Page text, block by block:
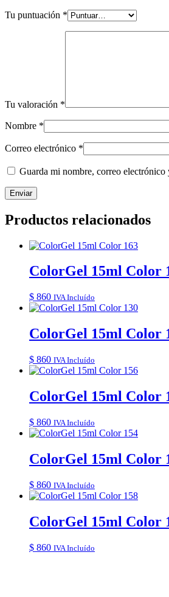
Tu puntuación *
Tu valoración *
Nombre *
Correo electrónico *
Guarda mi nombre, correo electrónico
Productos relacionados
ColorGel 15ml Color
$ 860 IVA Incluído
ColorGel 15ml Color
$ 860 IVA Incluído
ColorGel 15ml Color
$ 860 IVA Incluído
ColorGel 15ml Color
$ 860 IVA Incluído
ColorGel 15ml Color
$ 860 IVA Incluído